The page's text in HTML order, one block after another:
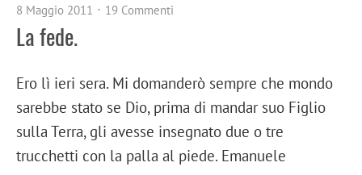
8 Maggio 2011 19 Commenti
La fede.
Ero lì ieri sera. Mi domanderò sempre che mondo
sarebbe stato se Dio, prima di mandar suo Figlio
sulla Terra, gli avesse insegnato due o tre
trucchetti con la palla al piede. Emanuele